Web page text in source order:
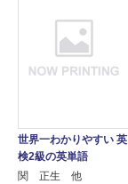
世界一わかりやすい 英
検2級の英単語
関 正生 他